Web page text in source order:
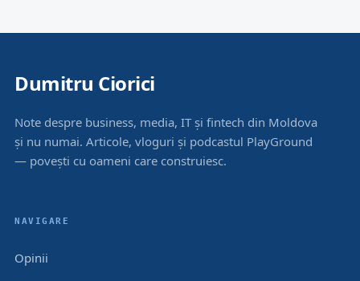
Dumitru Ciorici
Note despre business, media, IT și fintech din Moldova
și nu numai. Articole, vloguri și podcastul PlayGround
— povești cu oameni care construiesc.
NAVIGARE
Opinii